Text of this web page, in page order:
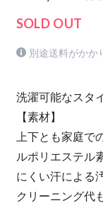
SOLD OUT
別途送料がかか
洗濯可能なスタ
【素材】
上下とも家庭
ルポリエステル
にくい汗による
クリーニング代